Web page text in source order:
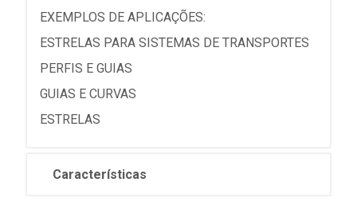
EXEMPLOS DE APLICAÇÕES:
ESTRELAS PARA SISTEMAS DE TRANSPORTES
PERFIS E GUIAS
GUIAS E CURVAS
ESTRELAS
Características